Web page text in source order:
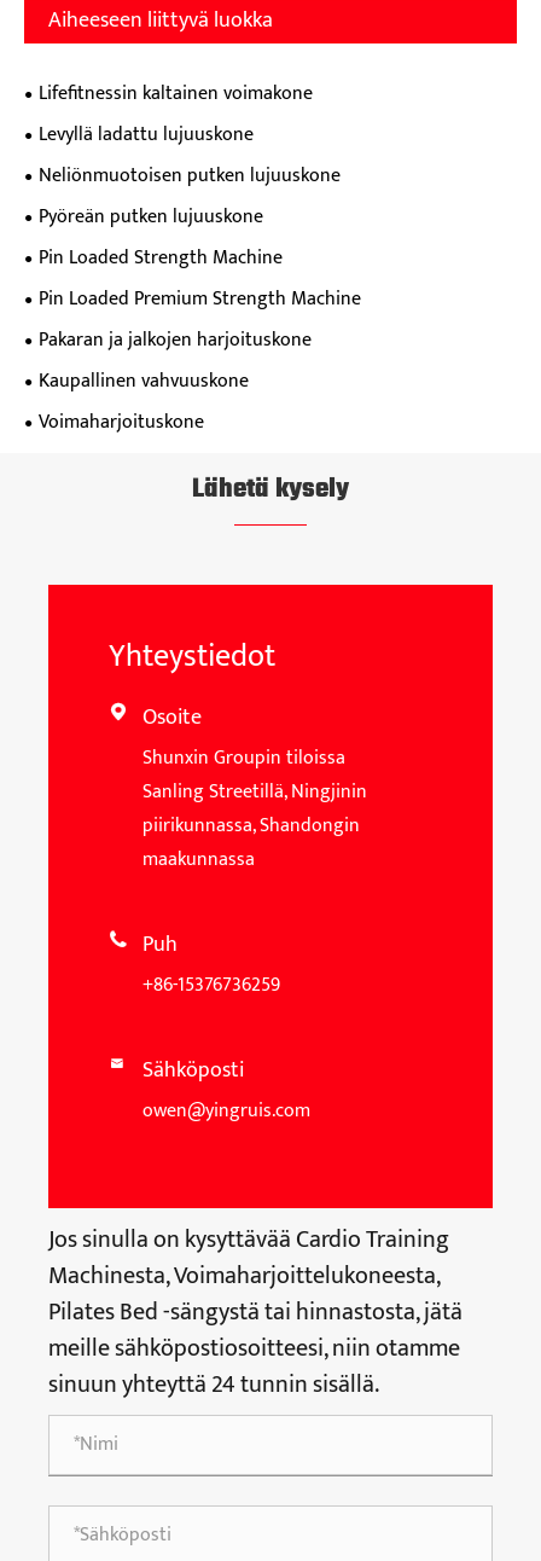
Aiheeseen liittyvä luokka
Lifefitnessin kaltainen voimakone
Levyllä ladattu lujuuskone
Neliönmuotoisen putken lujuuskone
Pyöreän putken lujuuskone
Pin Loaded Strength Machine
Pin Loaded Premium Strength Machine
Pakaran ja jalkojen harjoituskone
Kaupallinen vahvuuskone
Voimaharjoituskone
Lähetä kysely
Yhteystiedot
 Osoite
Shunxin Groupin tiloissa
Sanling Streetillä, Ningjinin
piirikunnassa, Shandongin
maakunnassa
 Puh
+86-15376736259
 Sähköposti
owen@yingruis.com
Jos sinulla on kysyttävää Cardio Training
Machinesta, Voimaharjoittelukoneesta,
Pilates Bed -sängystä tai hinnastosta, jätä
meille sähköpostiosoitteesi, niin otamme
sinuun yhteyttä 24 tunnin sisällä.